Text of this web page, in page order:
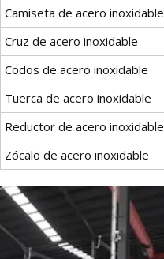
Camiseta de acero inoxidable
Cruz de acero inoxidable
Codos de acero inoxidable
Tuerca de acero inoxidable
Reductor de acero inoxidable
Zócalo de acero inoxidable